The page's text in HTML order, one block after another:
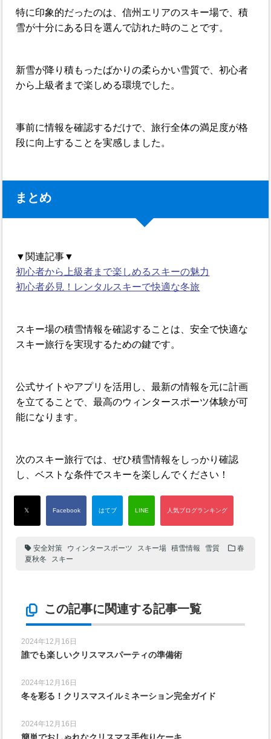
特に印象的だったのは、信州エリアのスキー場で、積
雪が十分にある日を選んで訪れた時のことです。
新雪が降り積もったばかりの柔らかい雪質で、初心者
から上級者まで楽しめる環境でした。
事前に情報を確認するだけで、旅行全体の満足度が格
段に向上することを実感しました。
まとめ
▼関連記事▼
初心者から上級者まで楽しめるスキーの魅力
初心者必見！レンタルスキーで快適な冬旅
スキー場の積雪情報を確認することは、安全で快適な
スキー旅行を実現するための鍵です。
公式サイトやアプリを活用し、最新の情報を元に計画
を立てることで、最高のウィンタースポーツ体験が可
能になります。
次のスキー旅行では、ぜひ積雪情報をしっかり確認
し、ベストな条件でスキーを楽しんでください！
安全対策 ウィンタースポーツ スキー場 積雪情報 雪質
春
夏秋冬
スキー
この記事に関連する記事一覧
2024年12月16日
誰でも楽しいクリスマスパーティの準備術
2024年12月16日
冬を彩る！クリスマスイルミネーション完全ガイド
2024年12月16日